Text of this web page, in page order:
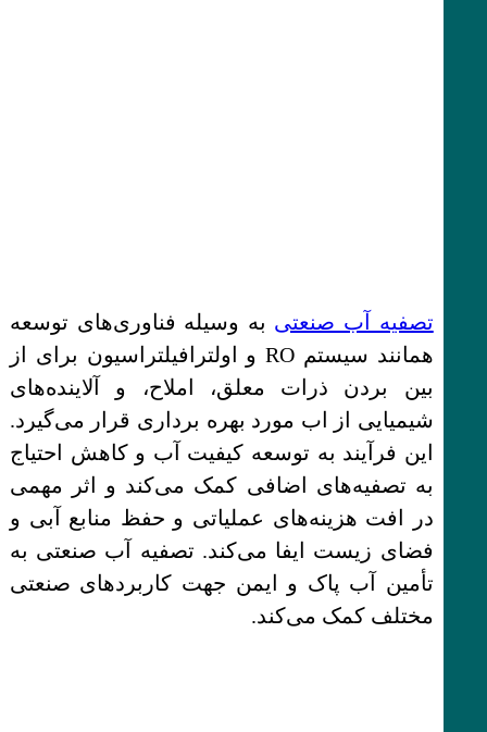
تصفیه آب صنعتی به وسیله فناوری‌های توسعه
همانند سیستم RO و اولترافیلتراسیون برای از
بین بردن ذرات معلق، املاح، و آلاینده‌های
شیمیایی از اب مورد بهره برداری قرار می‌گیرد.
این فرآیند به توسعه کیفیت آب و کاهش احتیاج
به تصفیه‌های اضافی کمک می‌کند و اثر مهمی
در افت هزینه‌های عملیاتی و حفظ منابع آبی و
فضای زیست ایفا می‌کند. تصفیه آب صنعتی به
تأمین آب پاک و ایمن جهت کاربردهای صنعتی
مختلف کمک می‌کند.